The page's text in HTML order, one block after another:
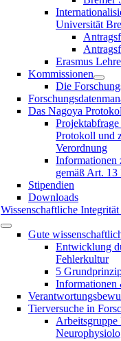
Universität
Erasmus
Kommissionen
Die
Das Nagoya
Protokoll und
Verordnung
Informationen
gemäß Art.
Stipendien
Downloads
Wissenschaftliche
Gute
Entwicklung
Fehlerkultur
5
Informationen
Tierversuche in